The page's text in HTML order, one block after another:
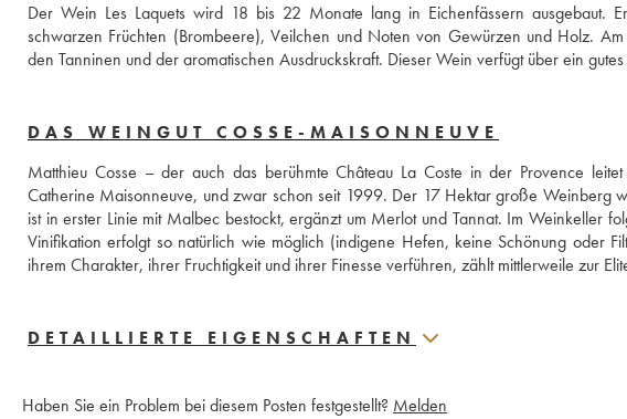
Der Wein Les Laquets wird 18 bis 22 Monate lang in Eichenfässern ausgebaut.
schwarzen Früchten (Brombeere), Veilchen und Noten von Gewürzen und Holz.
den Tanninen und der aromatischen Ausdruckskraft. Dieser Wein verfügt über ein
DAS WEINGUT COSSE-MAISONNEUVE
Matthieu Cosse – der auch das berühmte Château La Coste in der Provence
Catherine Maisonneuve, und zwar schon seit 1999. Der 17 Hektar große Weinberg
ist in erster Linie mit Malbec bestockt, ergänzt um Merlot und Tannat. Im Weinkeller
Vinifikation erfolgt so natürlich wie möglich (indigene Hefen, keine Schönung oder
ihrem Charakter, ihrer Fruchtigkeit und ihrer Finesse verführen, zählt mittlerweile zur
DETAILLIERTE EIGENSCHAFTEN
Haben Sie ein Problem bei diesem Posten festgestellt? Melden